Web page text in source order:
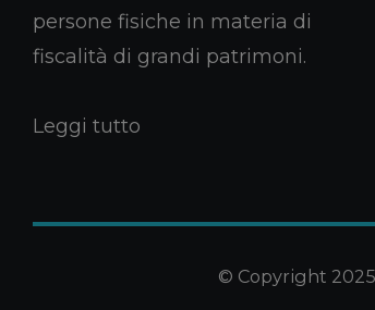
persone fisiche in materia di
fiscalità di grandi patrimoni.
Leggi tutto
© Copyright 2025